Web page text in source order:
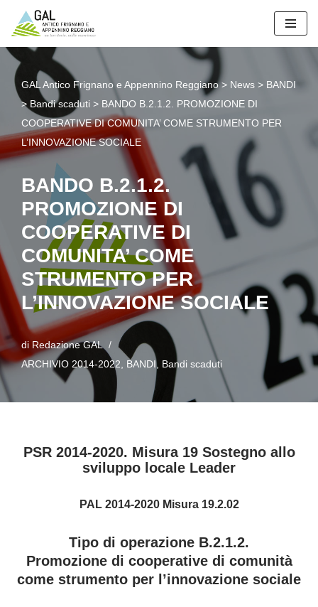
Vai
al
contenuto
GAL Antico Frignano e Appennino Reggiano> News > BANDI
> Bandi scaduti > BANDO B.2.1.2. PROMOZIONE DI
COOPERATIVE DI COMUNITA’ COME STRUMENTO PER
L’INNOVAZIONE SOCIALE
BANDO B.2.1.2.
PROMOZIONE DI
COOPERATIVE DI
COMUNITA’ COME
STRUMENTO PER
L’INNOVAZIONE SOCIALE
di Redazione GAL
ARCHIVIO 2014-2022
BANDI, Bandi scaduti
PSR 2014-2020. Misura 19 Sostegno allo
sviluppo locale Leader
PAL 2014-2020 Misura 19.2.02
Tipo di operazione B.2.1.2.
Promozione di cooperative di comunità
come strumento per l’innovazione sociale